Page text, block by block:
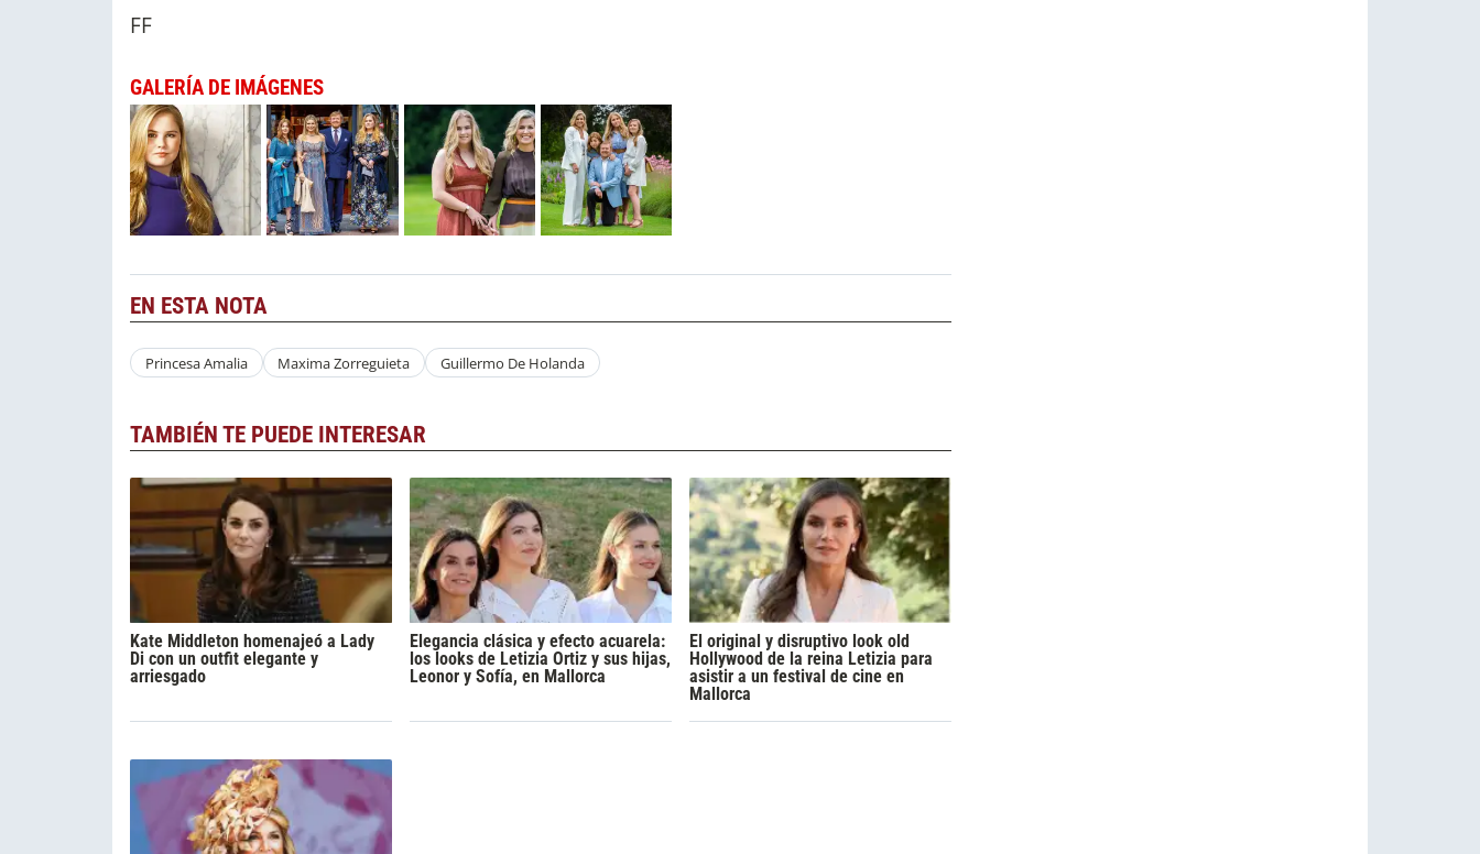
FF
GALERÍA DE IMÁGENES
EN ESTA NOTA
Princesa Amalia Maxima Zorreguieta Guillermo De Holanda
TAMBIÉN TE PUEDE INTERESAR
Kate Middleton homenajeó a Lady
Di con un outfit elegante y
arriesgado
Elegancia clásica y efecto acuarela:
los looks de Letizia Ortiz y sus hijas,
Leonor y Sofía, en Mallorca
El original y disruptivo look old
Hollywood de la reina Letizia para
asistir a un festival de cine en
Mallorca